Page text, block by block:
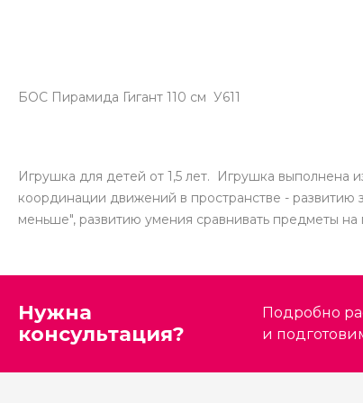
БОС Пирамида Гигант 110 см У611
Игрушка для детей от 1,5 лет. Игрушка выполнена
координации движений в пространстве -
меньше", развитию умения сравнивать предметы
Нужна
консультация?
Подробно
и